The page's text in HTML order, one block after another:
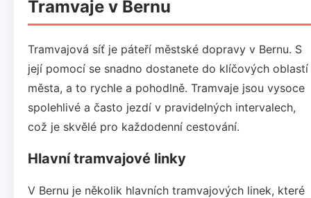
Tramvaje v Bernu
Tramvajová síť je páteří městské dopravy v Bernu. S
její pomocí se snadno dostanete do klíčových oblastí
města, a to rychle a pohodlně. Tramvaje jsou vysoce
spolehlivé a často jezdí v pravidelných intervalech,
což je skvělé pro každodenní cestování.
Hlavní tramvajové linky
V Bernu je několik hlavních tramvajových linek, které